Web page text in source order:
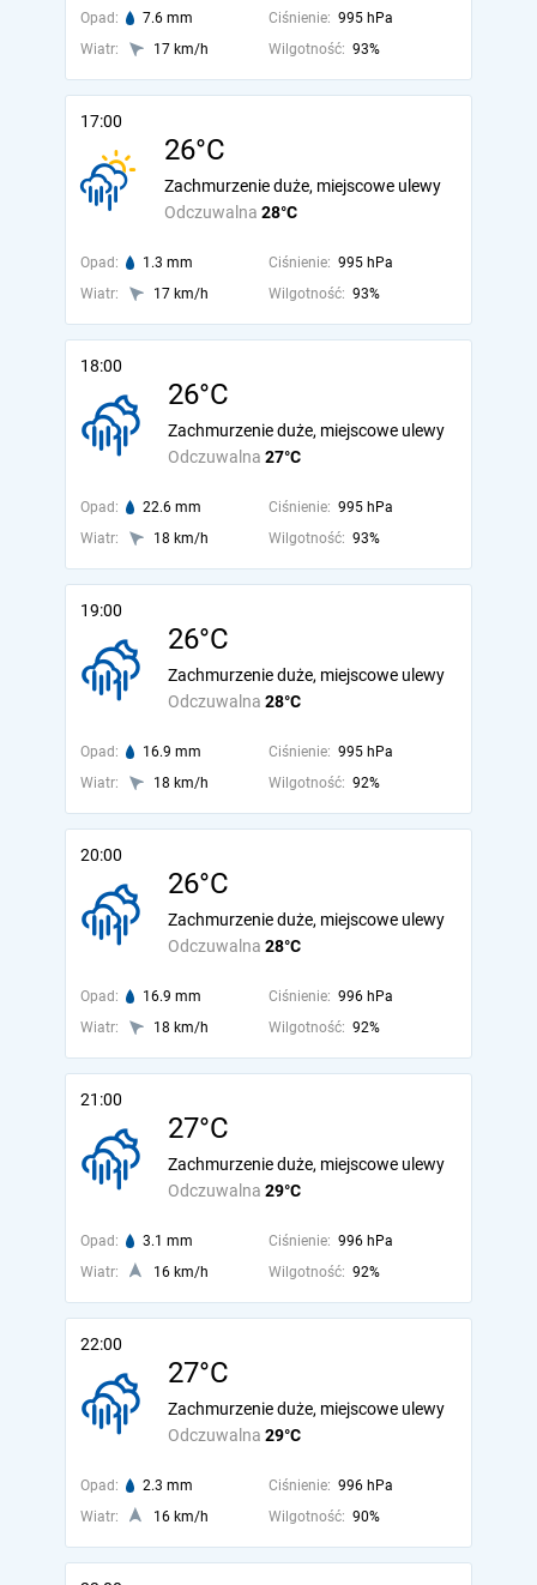
Opad: 7.6 mm Ciśnienie: 995 hPa
Wiatr:
17 km/h Wilgotność: 93%
17:00
26°C
Odczuwalna 28°C
Zachmurzenie duże, miejscowe ulewy
Opad: 1.3 mm Ciśnienie: 995 hPa
Wiatr:
17 km/h Wilgotność: 93%
18:00
26°C
Odczuwalna 27°C
Zachmurzenie duże, miejscowe ulewy
Opad: 22.6 mm Ciśnienie: 995 hPa
Wiatr:
18 km/h Wilgotność: 93%
19:00
26°C
Odczuwalna 28°C
Zachmurzenie duże, miejscowe ulewy
Opad: 16.9 mm Ciśnienie: 995 hPa
Wiatr:
18 km/h Wilgotność: 92%
20:00
26°C
Odczuwalna 28°C
Zachmurzenie duże, miejscowe ulewy
Opad: 16.9 mm Ciśnienie: 996 hPa
Wiatr:
18 km/h Wilgotność: 92%
21:00
27°C
Odczuwalna 29°C
Zachmurzenie duże, miejscowe ulewy
Opad: 3.1 mm Ciśnienie: 996 hPa
Wiatr:
16 km/h Wilgotność: 92%
22:00
27°C
Odczuwalna 29°C
Zachmurzenie duże, miejscowe ulewy
Opad: 2.3 mm Ciśnienie: 996 hPa
Wiatr:
16 km/h Wilgotność: 90%